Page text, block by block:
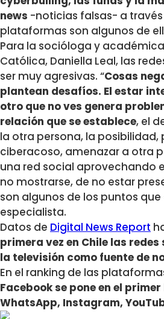
news -noticias falsas- a
plataformas son algunos de
Para la socióloga y
Católica, Daniella Leal, las
ser muy agresivas. “Cosas
plantean desafíos. El estar
otro que no ves genera
relación que se establece, el
la otra persona, la posibilidad,
ciberacoso, amenazar a otra
una red social aprovechando
no mostrarse, de no estar
son algunos de los puntos que
especialista.
Datos de Digital News Report
primera vez en Chile las
la televisión como fuente de
En el ranking de las
Facebook se pone en el
WhatsApp, Instagram,